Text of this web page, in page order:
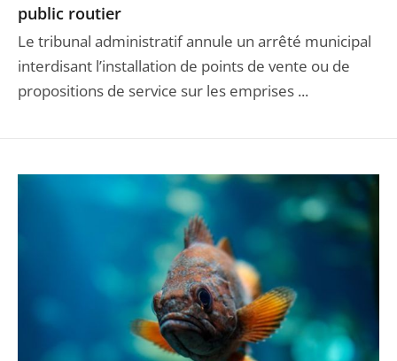
public routier
Le tribunal administratif annule un arrêté municipal
interdisant l’installation de points de vente ou de
propositions de service sur les emprises ...